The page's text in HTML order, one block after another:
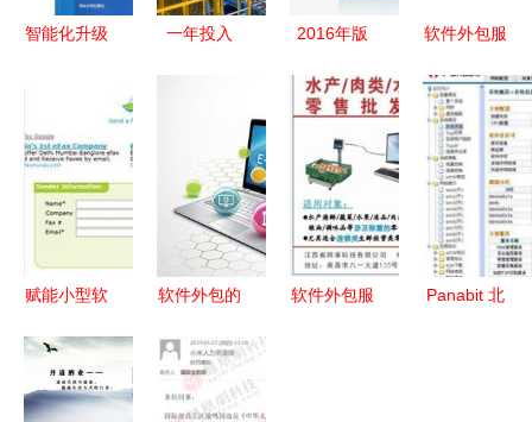
智能化升级
提升竞争力
一年投入
的软件外包
服务大棋局
2016年版
服务外包项
目商业计划
书
软件外包服
失效 从CIO
视角看产业
变革
赋能小型软
高效在线协
同工具指南
软件外包的
确保项目成
功的关键准
软件外包服
Panabit 北